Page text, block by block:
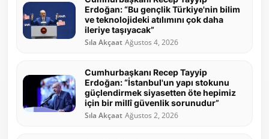
Erdoğan: “Bu gençlik Türkiye'nin bilim
ve teknolojideki atılımını çok daha
ileriye taşıyacak”
Sıla Akçaat Ağustos 4, 2026
Cumhurbaşkanı Recep Tayyip
Erdoğan: “İstanbul'un yapı stokunu
güçlendirmek siyasetten öte hepimiz
için bir millî güvenlik sorunudur”
Sıla Akçaat Ağustos 2, 2026